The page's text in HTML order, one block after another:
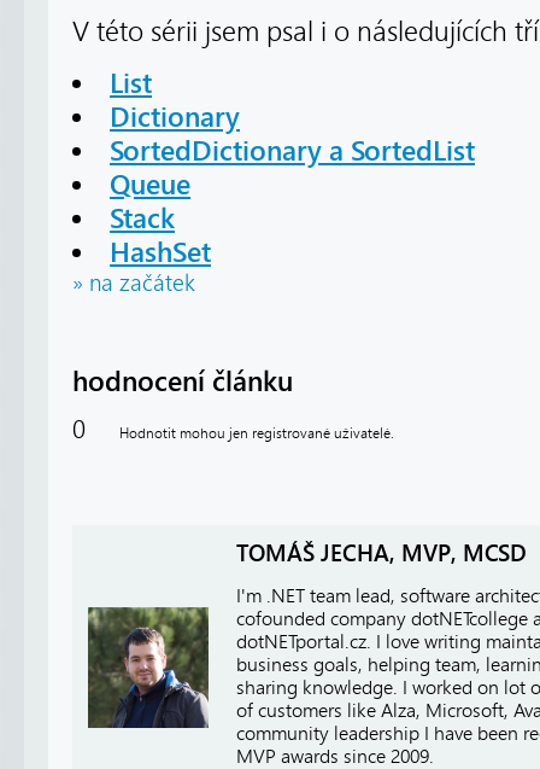
V této sérii jsem psal i o následujících
List
Dictionary
SortedDictionary a SortedList
Queue
Stack
HashSet
» na začátek
hodnocení článku
0 Hodnotit mohou jen registrované uživatelé.
TOMÁŠ JECHA, MVP, MCSD
I'm .NET team lead, software
cofounded company
dotNETportal.cz. I love writing
business goals, helping team,
sharing knowledge. I worked on lot
of customers like Alza, Microsoft,
community leadership I have been
MVP awards since 2009.